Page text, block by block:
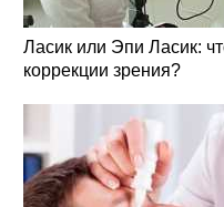
Ласик или Эпи Ласик:
коррекции зрения?